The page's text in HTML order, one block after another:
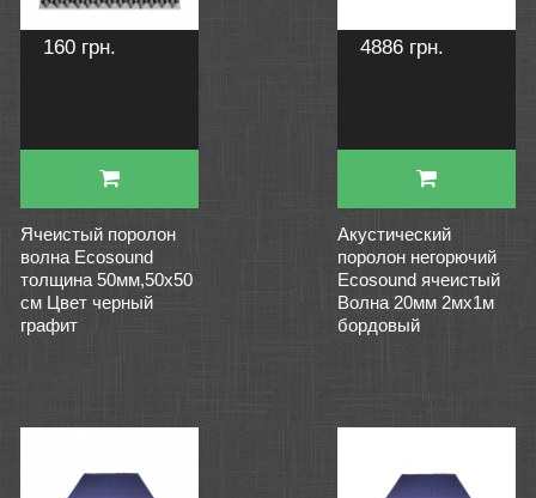
160 грн.
Ячеистый поролон
волна Ecosound
толщина 50мм,50х50
см Цвет черный
графит
4886 грн.
Акустический
поролон негорючий
Ecosound ячеистый
Волна 20мм 2мх1м
бордовый